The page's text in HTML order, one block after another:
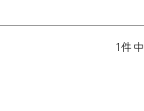
1件中